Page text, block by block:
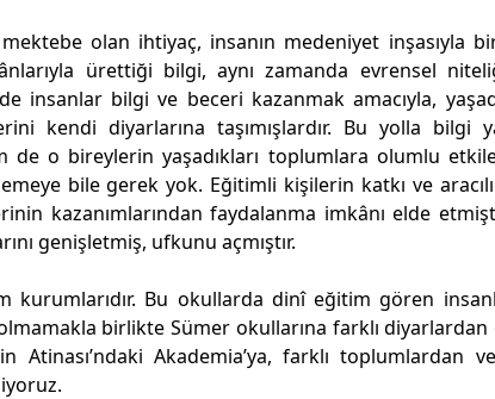
olan ihtiyaç, insanın medeniyet inşasıyla
ürettiği bilgi, aynı zamanda evrensel
insanlar bilgi ve beceri kazanmak amacıyla,
kendi diyarlarına taşımışlardır. Bu yolla bilgi
de o bireylerin yaşadıkları toplumlara olumlu
bile gerek yok. Eğitimli kişilerin katkı ve
kazanımlarından faydalanma imkânı elde
genişletmiş, ufkunu açmıştır.
kurumlarıdır. Bu okullarda dinî eğitim gören
birlikte Sümer okullarına farklı
Akademia’ya, farklı toplumlardan